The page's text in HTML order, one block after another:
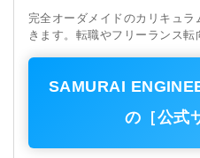
完全オーダメイドのカリキュ
きます。転職やフリーランス
SAMURAI
の［公式